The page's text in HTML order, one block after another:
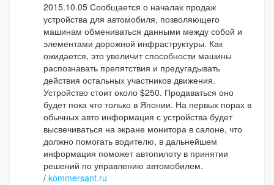
2015.10.05 Сообщается о началах продаж
устройства для автомобиля, позволяющего
машинам обмениваться данными между собой и
элементами дорожной инфраструктуры. Как
ожидается, это увеличит способности машины
распознавать препятствия и предугадывать
действия остальных участников движения.
Устройство стоит около $250. Продаваться оно
будет пока что только в Японии. На первых порах в
обычных авто информация с устройства будет
высвечиваться на экране монитора в салоне, что
должно помогать водителю, в дальнейшем
информация поможет автопилоту в принятии
решений по управлению автомобилем.
/ kommersant.ru